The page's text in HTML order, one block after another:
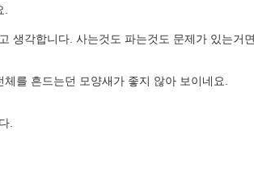
생각합니다. 사는것도 파는것도 문제가 있는거
를 흔드는던 모양새가 좋지 않아 보이네요.
.